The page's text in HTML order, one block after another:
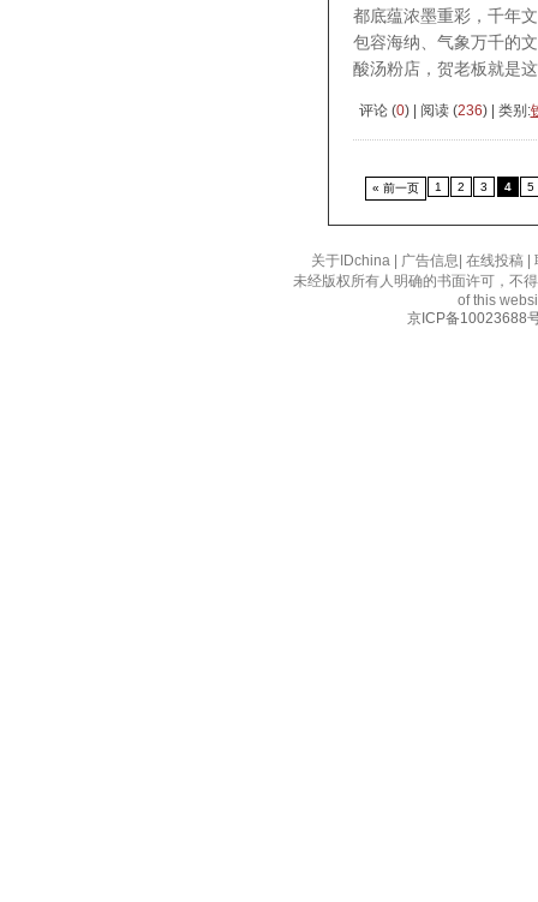
都底蕴浓墨重彩，千年
包容海纳、气象万千的
酸汤粉店，贺老板就是
评论 (0) | 阅读 (236) | 类别:
« 前一页 1 2 3 4 5
关于IDchina 广告信息 在线投稿
未经版权所有人明确的书面许可，不
of this
京ICP备10023688